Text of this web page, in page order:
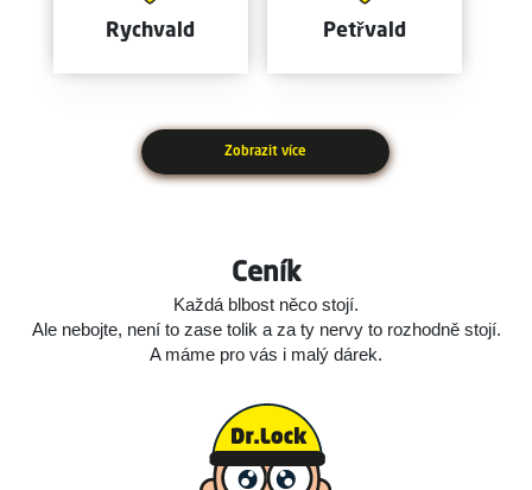
Rychvald Petřvald
Zobrazit více
Ceník
Každá blbost něco stojí.
Ale nebojte, není to zase tolik a za ty nervy to rozhodně stojí.
A máme pro vás i malý dárek.